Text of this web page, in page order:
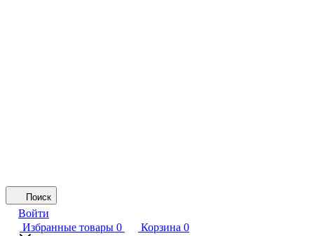
Поиск
Войти
Избранные товары 0 Корзина 0